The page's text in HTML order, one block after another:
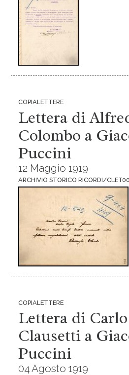
COPIALETTERE
Lettera di
Colombo a
Puccini
12 Maggio 1919
ARCHIVIO STORICO RICORDI/
COPIALETTERE
Lettera di Carlo
Clausetti a
Puccini
04 Agosto 1919